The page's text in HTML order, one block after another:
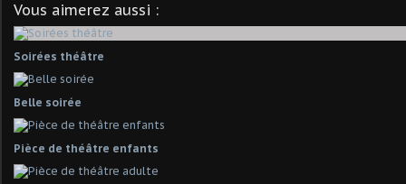
Vous aimerez aussi :
Soirées théâtre
Belle soirée
Pièce de théâtre enfants